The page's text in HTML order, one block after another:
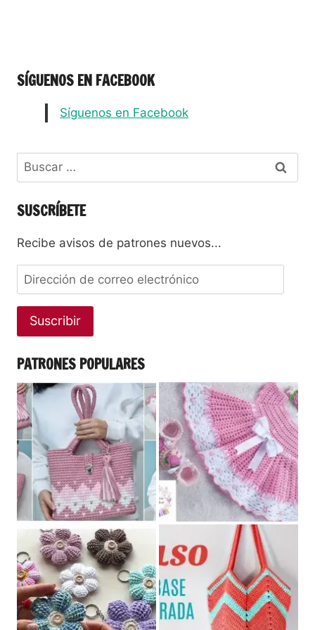
SÍGUENOS EN FACEBOOK
Síguenos en Facebook
SUSCRÍBETE
Recibe avisos de patrones nuevos...
Suscribir
PATRONES POPULARES